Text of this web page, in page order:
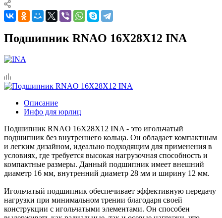
Подшипник RNAO 16X28X12 INA
Описание
Инфо для юрлиц
Подшипник RNAO 16X28X12 INA - это игольчатый
подшипник без внутреннего кольца. Он обладает компактным
и легким дизайном, идеально подходящим для применения в
условиях, где требуется высокая нагрузочная способность и
компактные размеры. Данный подшипник имеет внешний
диаметр 16 мм, внутренний диаметр 28 мм и ширину 12 мм.
Игольчатый подшипник обеспечивает эффективную передачу
нагрузки при минимальном трении благодаря своей
конструкции с игольчатыми элементами. Он способен